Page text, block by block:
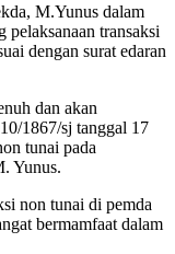
M.Yunus dalam
pelaksanaan transaksi
dengan surat edaran
dan akan
1867/sj tanggal 17
tunai pada
Yunus.
non tunai di pemda
bermamfaat dalam